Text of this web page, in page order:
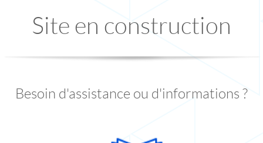
Site en construction
Besoin d'assistance ou d'informations ?